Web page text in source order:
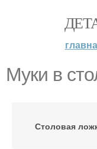
Муки в
Столовая